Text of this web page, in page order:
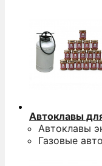
Автоклавы
Автоклавы
Газовые